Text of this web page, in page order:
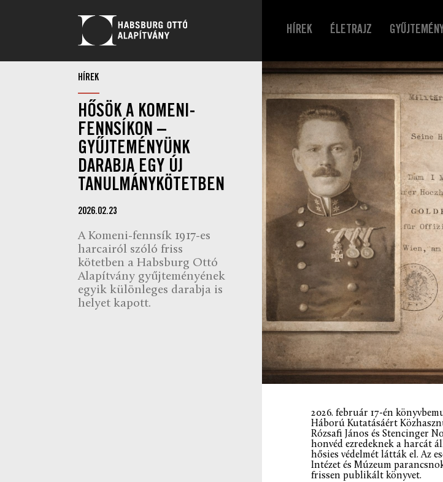
HÍREK ÉLETRAJZ
HÍREK
HŐSÖK A KOMENI-
FENNSÍKON –
GYŰJTEMÉNYÜNK
DARABJA EGY ÚJ
TANULMÁNYKÖTETBEN
2026.02.23
A Komeni-fennsík 1917-es
harcairól szóló friss
kötetben a Habsburg Ottó
Alapítvány gyűjteményének
egyik különleges darabja is
helyet kapott.
2026. február 17-én
Háború Kutatásáért
Rózsafi János és Stencinger
honvéd ezredeknek a harcát
hősies védelmét látták el. Az
Intézet és Múzeum
frissen publikált könyvet.